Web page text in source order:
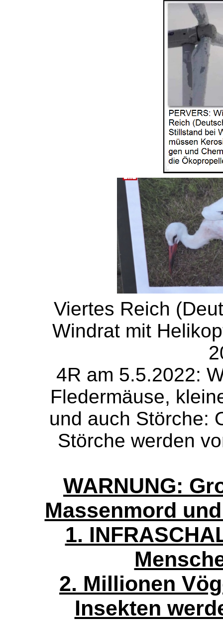
Viertes Reich
Windrat mit
4R am 5.5.2022:
Fledermäuse,
und auch Störche:
Störche werden
WARNUNG:
Massenmord
1.
2. Millionen
Insekten